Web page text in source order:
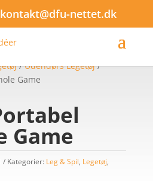
kontakt@dfu-nettet.dk
/Udendørs Legetøj/
Game
Game
Kategorier: Leg & Spil, Legetøj,